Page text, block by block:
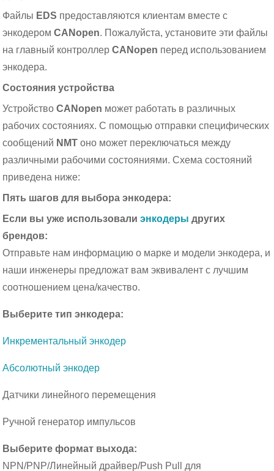
Файлы EDS предоставляются клиентам вместе с
энкодеромCANopen. Пожалуйста, установите эти файлы
на главный контроллерCANopen перед использованием
энкодера.
Состояния устройства
УстройствоCANopen может работать в различных
рабочих состояниях. С помощью отправки специфических
сообщений NMT оно может переключаться между
различными рабочими состояниями. Схема состояний
приведена ниже:
Пять шагов для выбора энкодера:
Если вы уже использовалиэнкодеры других
брендов:
Отправьте нам информацию о марке и модели энкодера, и
наши инженеры предложат вам эквивалент с лучшим
соотношением цена/качество.
Выберите тип энкодера:
Инкрементальный энкодер
Абсолютный энкодер
Датчики линейного перемещения
Ручной генератор импульсов
Выберите формат выхода:
NPN/PNP/Линейный драйвер/Push Pull для